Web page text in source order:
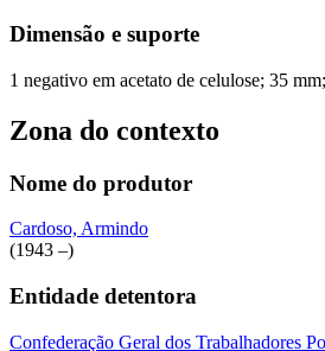
Dimensão e suporte
1 negativo em acetato de celulose; 35
Zona do contexto
Nome do produtor
Cardoso, Armindo
(1943 –)
Entidade detentora
Confederação Geral dos Trabalhadores